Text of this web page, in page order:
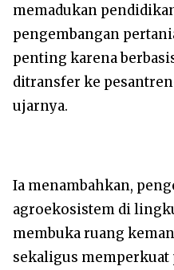
memadukan
pengembangan
penting karena
ditransfer ke
ujarnya.
Ia menambahkan,
agroekosistem di
membuka ruang
sekaligus memperkuat